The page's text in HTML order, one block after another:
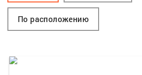
По расположению